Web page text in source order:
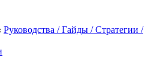
Руководства / Гайды / Стратегии /